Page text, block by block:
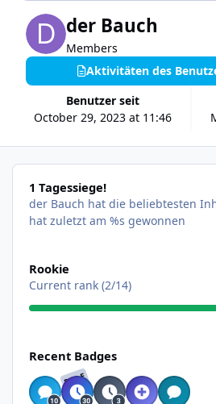
der Bauch
Members
Benutzer seit
October 29, 2023 at 11:46
Aktivitäten des
1 Tagessiege!
1 Tagessiege!
der Bauch hat die beliebtesten
hat zuletzt am %s gewonnen
Rookie
Current rank (2/14)
Recent Badges
RARE